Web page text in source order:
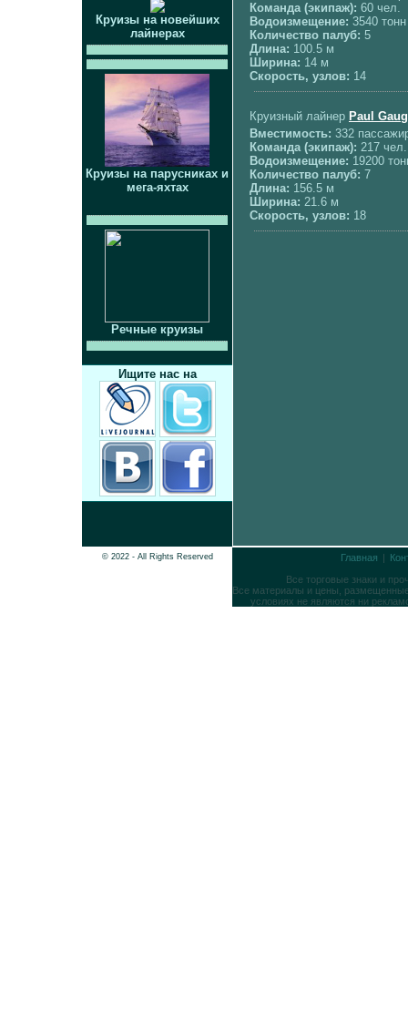
Круизы на новейших
лайнерах
Круизы на парусниках и
мега-яхтах
Речные круизы
Ищите нас на
Команда (экипаж): 60 чел.
Водоизмещение: 3540 тонн
Количество палуб: 5
Длина: 100.5 м
Ширина: 14 м
Скорость, узлов: 14
Круизный лайнер Paul
Вместимость: 332
Команда (экипаж): 217 чел.
Водоизмещение: 19200
Количество палуб: 7
Длина: 156.5 м
Ширина: 21.6 м
Скорость, узлов: 18
© 2022 - All Rights Reserved Главная |
Все торговые знаки и
Все материалы и цены,
условиях не являются ни